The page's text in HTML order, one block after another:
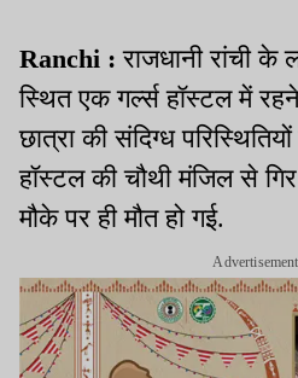
Ranchi : राजधानी रांची के
स्थित एक गर्ल्स हॉस्टल में रहने
छात्रा की संदिग्ध
हॉस्टल की चौथी मंजिल से
मौके पर ही मौत हो गई.
Advertisement